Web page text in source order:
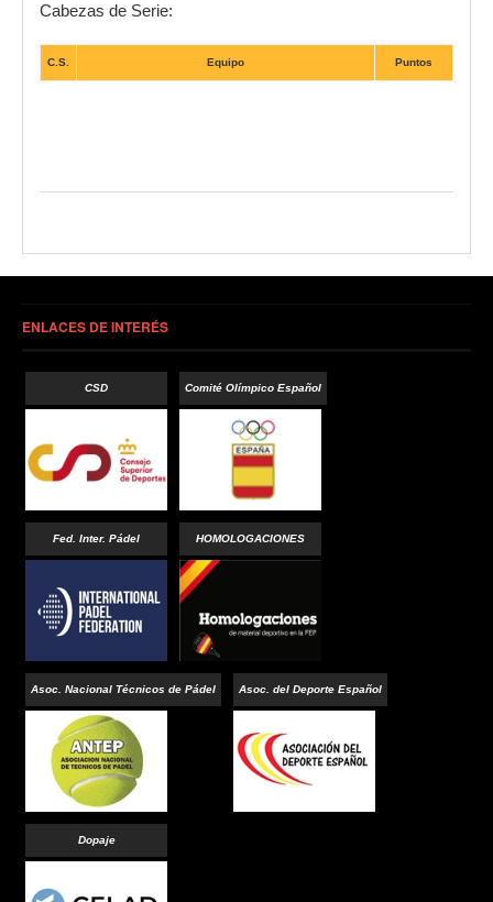
Cabezas de Serie:
C.S. Equipo Puntos
ENLACES DE INTERÉS
CSD Comité Olímpico Español
Fed. Inter. Pádel HOMOLOGACIONES
Asoc. Nacional Técnicos de Pádel Asoc. del Deporte Español
Dopaje